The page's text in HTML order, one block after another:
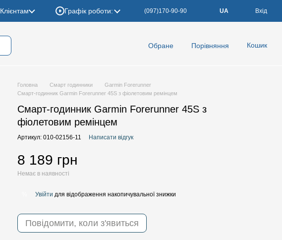
Клієнтам Графік роботи: (097)170-90-90 UA Вхід
Обране Порівняння Кошик
Головна Смарт годинники
Garmin Forerunner
Смарт-годинник Garmin Forerunner 45S з фіолетовим ремінцем
Смарт-годинник Garmin Forerunner 45S з
фіолетовим ремінцем
Артикул: 010-02156-11 Написати відгук
8 189 грн
Немає в наявності
Увійти для відображення накопичувальної знижки
Повідомити, коли з'явиться